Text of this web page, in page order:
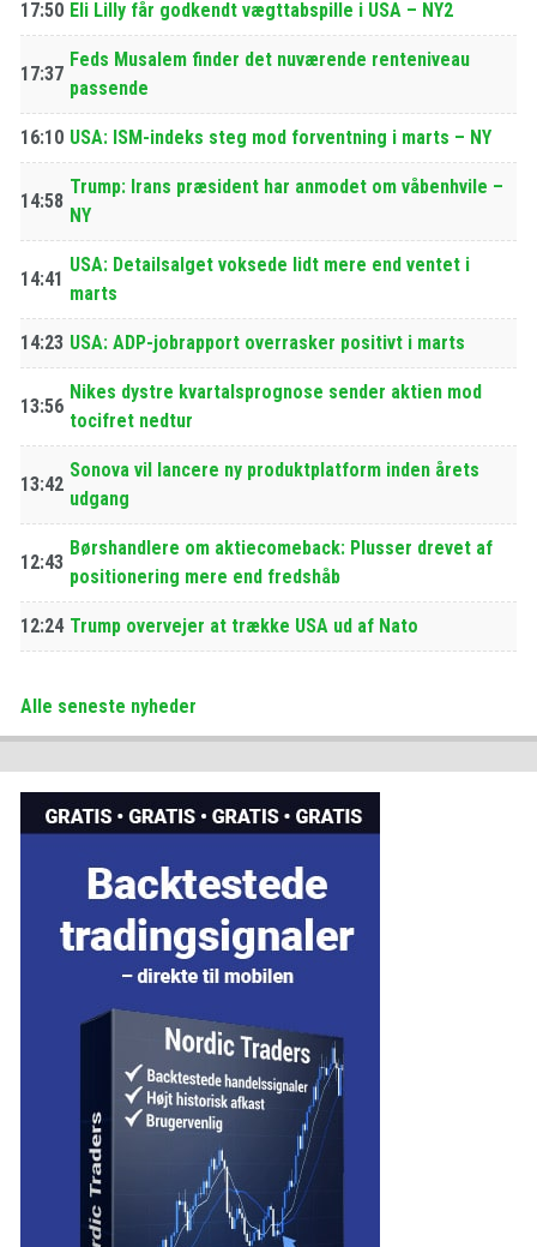
17:50 Eli Lilly får godkendt vægttabspille i USA – NY2
17:37
Feds Musalem finder det nuværende renteniveau
passende
16:10 USA: ISM-indeks steg mod forventning i marts – NY
14:58
Trump: Irans præsident har anmodet om våbenhvile –
NY
14:41
USA: Detailsalget voksede lidt mere end ventet i
marts
14:23 USA: ADP-jobrapport overrasker positivt i marts
13:56
Nikes dystre kvartalsprognose sender aktien mod
tocifret nedtur
13:42
Sonova vil lancere ny produktplatform inden årets
udgang
12:43
Børshandlere om aktiecomeback: Plusser drevet af
positionering mere end fredshåb
12:24 Trump overvejer at trække USA ud af Nato
Alle seneste nyheder